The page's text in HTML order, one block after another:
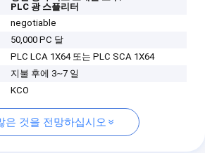
PLC 광 스플리터
negotiable
50,000 PC 달
PLC LCA 1X64 또는 PLC SCA 1X64
지불 후에 3~7 일
KCO
은 것을 전망하십시오